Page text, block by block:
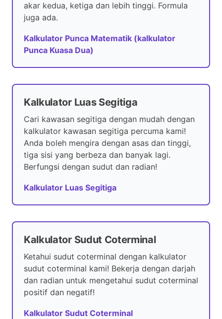
akar kedua, ketiga dan lebih tinggi. Formula
juga ada.
Kalkulator Punca Matematik (kalkulator
Punca Kuasa Dua)
Kalkulator Luas Segitiga
Cari kawasan segitiga dengan mudah dengan
kalkulator kawasan segitiga percuma kami!
Anda boleh mengira dengan asas dan tinggi,
tiga sisi yang berbeza dan banyak lagi.
Berfungsi dengan sudut dan radian!
Kalkulator Luas Segitiga
Kalkulator Sudut Coterminal
Ketahui sudut coterminal dengan kalkulator
sudut coterminal kami! Bekerja dengan darjah
dan radian untuk mengetahui sudut coterminal
positif dan negatif!
Kalkulator Sudut Coterminal